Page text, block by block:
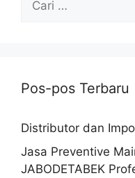
Pos-pos Terbaru
Distributor dan
Jasa Preventive
JABODETABEK